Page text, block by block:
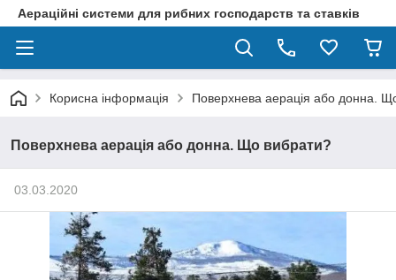
Аераційні системи для рибних господарств та ставків
Корисна інформація Поверхнева аерація або донна.
Поверхнева аерація або донна. Що вибрати?
03.03.2020